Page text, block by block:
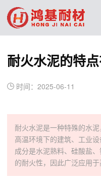
耐火水泥的特
时间：2025-06-11
耐火水泥是一种特殊的水
高温环境下的建筑、工业
成分是水泥熟料、硅酸盐
的耐火性，因此广泛应用于